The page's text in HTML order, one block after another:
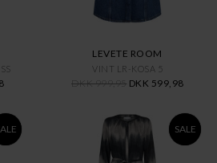
LEVETE ROOM
VINT LR-KOSA 5
DKK 999,95 DKK 599,98
SALE